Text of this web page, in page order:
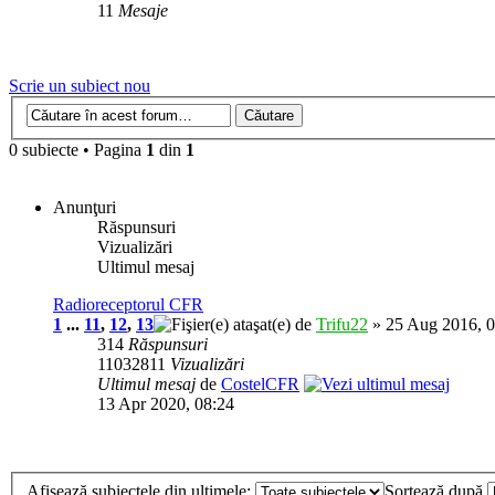
11 Mesaje
Scrie un subiect nou
0 subiecte • Pagina 1 din 1
Anunţuri
Răspunsuri
Vizualizări
Ultimul mesaj
Radioreceptorul CFR
1 ... 11, 12, 13 de Trifu22 » 25 Aug 2016,
314 Răspunsuri
11032811 Vizualizări
Ultimul mesaj de CostelCFR
13 Apr 2020, 08:24
Afişează subiectele din ultimele: Sortează după